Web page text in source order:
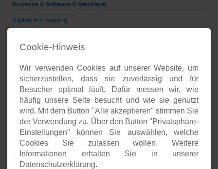
Prozesse & Software-Entwicklung
Digitale Archivierung
Voice-over-IP
Unternehmenspräsenzen
Software-Entwicklung
Onlineshops
Open-Source-Support
Aktuelles
24.
JUL
Open Source basierte SIEM-Systeme im Vergleich
Cookie-Hinweis
Wir verwenden Cookies auf unserer Website, um
sicherzustellen, dass sie zuverlässig und für
Besucher optimal läuft. Dafür messen wir, wie
häufig unsere Seite besucht und wie sie genutzt
wird. Mit dem Button "Alle akzeptieren" stimmen Sie
der Verwendung zu. Über den Button "Privatsphäre-
Einstellungen" können Sie auswählen, welche
Cookies Sie zulassen wollen. Weitere
Informationen erhalten Sie in unserer
Datenschutzerklärung.